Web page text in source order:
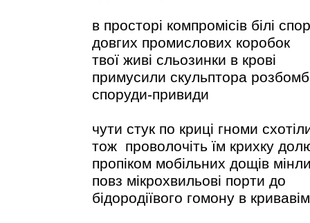
в просторі компромісів білі
довгих промислових коробок
твої живі сльозинки в крові
примусили скульптора
споруди-привиди
чути стук по криці гноми
тож проволочіть їм крихку
пропіком мобільних дощів
повз мікрохвильові порти до
бідородіївого гомону в